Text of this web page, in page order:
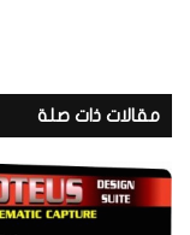
مقالات ذات صلة